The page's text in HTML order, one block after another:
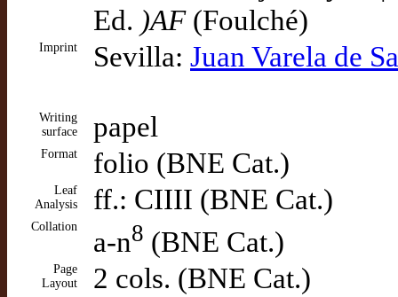
Ed. )AF(Foulché)
Imprint Sevilla: Juan Varela de
Writing
surface
papel
Format folio (BNE Cat.)
Leaf
Analysis
ff.: CIIII (BNE Cat.)
Collation a-n8 (BNE Cat.)
Page
Layout
2 cols. (BNE Cat.)